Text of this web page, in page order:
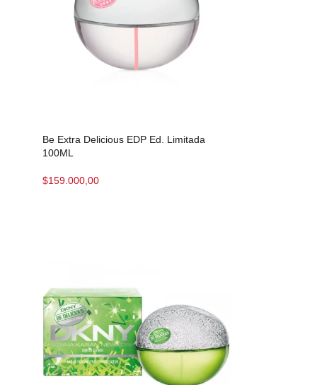
Be Extra Delicious EDP Ed. Limitada
100ML
$159.000,00